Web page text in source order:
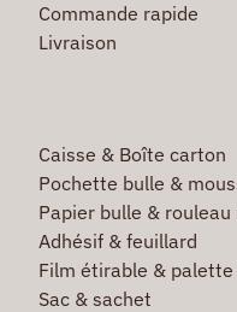
Commande rapide
Livraison
Caisse & Boîte carton
Pochette bulle &
Papier bulle & rouleau
Adhésif & feuillard
Film étirable & palette
Sac & sachet